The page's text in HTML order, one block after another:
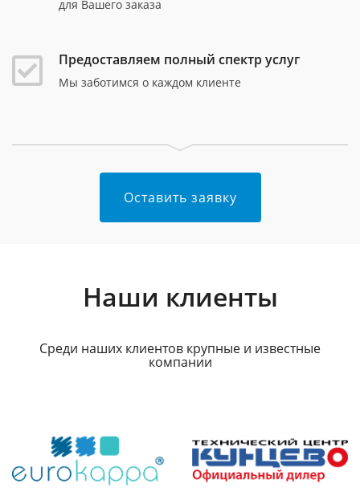
для Вашего заказа
Предоставляем полный спектр услуг
Мы заботимся о каждом клиенте
Оставить заявку
Наши клиенты
Среди наших клиентов крупные и известные
компании